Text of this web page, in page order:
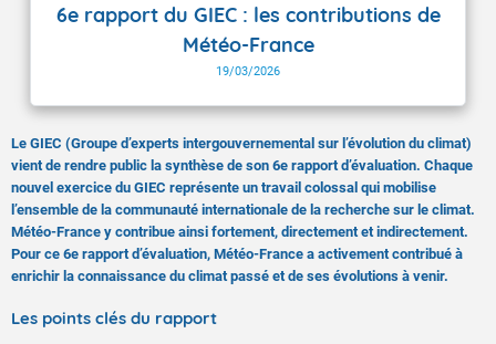
6e rapport du GIEC : les contributions de
Météo-France
19/03/2026
Le GIEC (Groupe d’experts intergouvernemental sur l’évolution du climat)
vient de rendre public la synthèse de son 6e rapport d’évaluation. Chaque
nouvel exercice du GIEC représente un travail colossal qui mobilise
l’ensemble de la communauté internationale de la recherche sur le climat.
Météo-France y contribue ainsi fortement, directement et indirectement.
Pour ce 6e rapport d’évaluation, Météo-France a activement contribué à
enrichir la connaissance du climat passé et de ses évolutions à venir.
Les points clés du rapport